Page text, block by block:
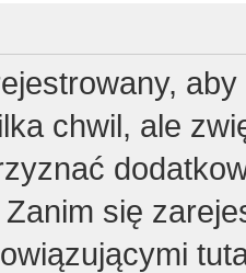
chwil, ale
się